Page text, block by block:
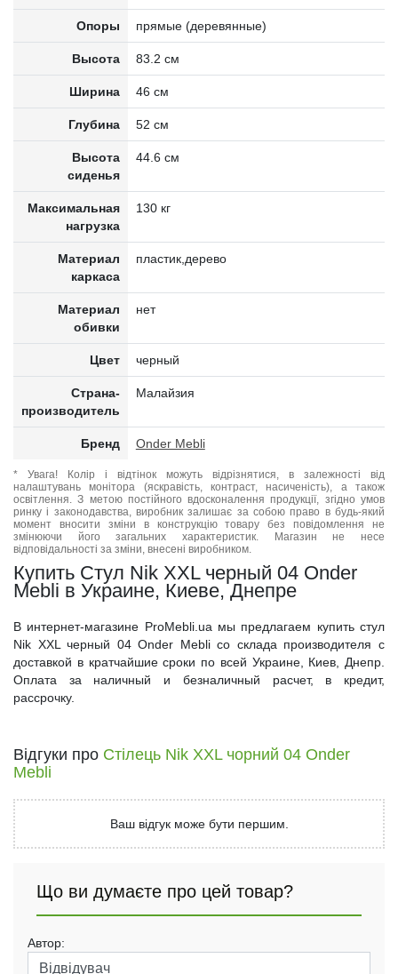
Опоры прямые (деревянные)
Высота 83.2 см
Ширина 46 см
Глубина 52 см
Высота
сиденья
44.6 см
Максимальная
нагрузка
130 кг
Материал
каркаса
пластик,дерево
Материал
обивки
нет
Цвет черный
Страна-
производитель
Малайзия
Бренд Onder Mebli
* Увага! Колір і відтінок можуть відрізнятися, в залежності від
налаштувань монітора (яскравість, контраст, насиченість), а також
освітлення. З метою постійного вдосконалення продукції, згідно умов
ринку і законодавства, виробник залишає за собою право в будь-який
момент вносити зміни в конструкцію товару без повідомлення не
змінюючи його загальних характеристик. Магазин не несе
відповідальності за зміни, внесені виробником.
Купить Стул Nik XXL черный 04 Onder
Mebli в Украине, Киеве, Днепре
В интернет-магазине ProMebli.ua мы предлагаем купить стул
Nik XXL черный 04 Onder Mebli со склада производителя с
доставкой в кратчайшие сроки по всей Украине, Киев, Днепр.
Оплата за наличный и безналичный расчет, в кредит,
рассрочку.
Відгуки про Стілець Nik XXL чорний 04 Onder
Mebli
Ваш відгук може бути першим.
Що ви думаєте про цей товар?
Автор: